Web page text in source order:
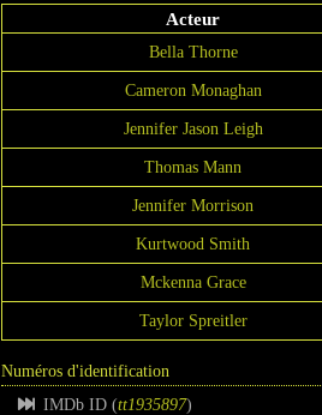
Acteur
Bella Thorne
Cameron Monaghan
Jennifer Jason Leigh
Thomas Mann
Jennifer Morrison
Kurtwood Smith
Mckenna Grace
Taylor Spreitler
Numéros d'identification
IMDb ID (tt1935897)